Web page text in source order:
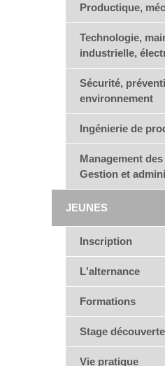
Productique,
Technologie,
industrielle,
Sécurité,
environnement
Ingénierie de
Management
Gestion et
JEUNES
Inscription
L'alternance
Formations
Stage découverte
Vie pratique